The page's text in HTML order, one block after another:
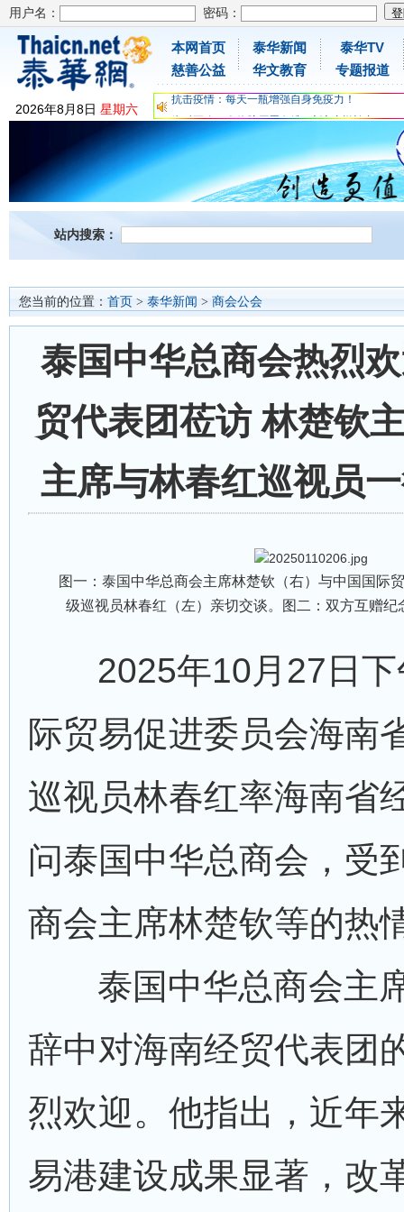
用户名： 密码：
2026年8月8日 星期六
本网首页
慈善公益
泰华新闻
华文教育
泰华TV
专题报道
为时不晚，人体胶原蛋白维C应该这样补充
关爱儿童健康，免费领取日本原装尤妮佳超立体
抗击疫情：每天一瓶增强自身免疫力！
为时不晚，人体胶原蛋白维C应该这样补充
关爱儿童健康，免费领取日本原装尤妮佳超立体
抗击疫情：每天一瓶增强自身免疫力！
站内搜索：
您当前的位置： 首页 > 泰华新闻 > 商会公会
泰国中华总商会热烈
贸代表团莅访 林楚钦
主席与林春红巡视员
图一：泰国中华总商会主席林楚钦（右）与中国国际
级巡视员林春红（左）亲切交谈。图二：双方互赠纪
2025年10月27日下
际贸易促进委员会海南
巡视员林春红率海南省
问泰国中华总商会，受
商会主席林楚钦等的热
泰国中华总商会主
辞中对海南经贸代表团
烈欢迎。他指出，近年
易港建设成果显著，改